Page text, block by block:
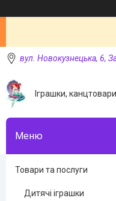
вул. Новокузнецька, 6,
Іграшки,
Товари та послуги
Дитячі іграшки